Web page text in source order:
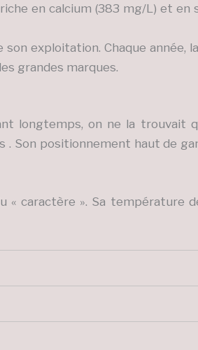
en calcium (383 mg/L) et en
exploitation. Chaque année,
grandes marques.
longtemps, on ne la trouvait
. Son positionnement haut de
« caractère ». Sa température